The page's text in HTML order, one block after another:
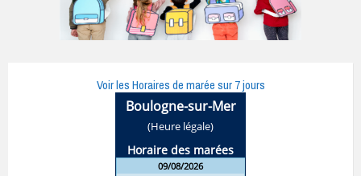
Voir les Horaires de marée sur 7 jours